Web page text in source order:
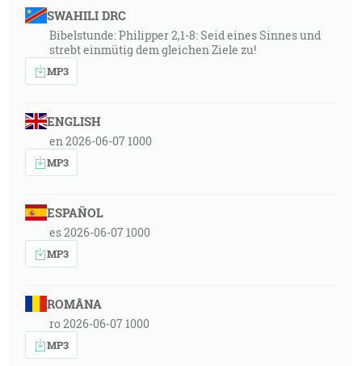
SWAHILI DRC
Bibelstunde: Philipper 2,1-8: Seid eines Sinnes und
strebt einmütig dem gleichen Ziele zu!
MP3
ENGLISH
en 2026-06-07 1000
MP3
ESPAÑOL
es 2026-06-07 1000
MP3
ROMÂNA
ro 2026-06-07 1000
MP3